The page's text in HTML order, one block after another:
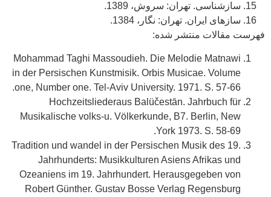
سازشناسی. تهران: سروش، 1389.
سازهای ایران. تهران: نگار، 1384.
فهرست مقالات منتشر شده:
Mohammad Taghi Massoudieh. Die Melodie Matnawi
in der Persischen Kunstmisik. Orbis Musicae. Volume
one, Number one. Tel-Aviv University. 1971. S. 57-66.
Hochzeitsliederaus Balüčestān. Jahrbuch für
Musikalische volks-u. Völkerkunde, B7. Berlin, New
York 1973. S. 58-69.
Tradition und wandel in der Persischen Musik des 19.
Jahrhunderts: Musikkulturen Asiens Afrikas und
Ozeaniens im 19. Jahrhundert. Herausgegeben von
Robert Günther. Gustav Bosse Verlag Regensburg